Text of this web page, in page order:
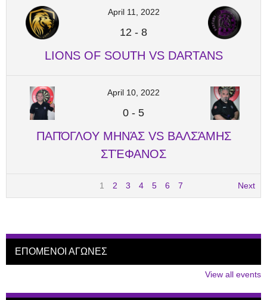
April 11, 2022
12 - 8
LIONS OF SOUTH VS DARTANS
April 10, 2022
0 - 5
ΠΑΠΌΓΛΟΥ ΜΗΝΆΣ VS ΒΑΛΣΆΜΗΣ
ΣΤΈΦΑΝΟΣ
1 2 3 4 5 6 7 Next
ΕΠΟΜΕΝΟΙ ΑΓΩΝΕΣ
View all events